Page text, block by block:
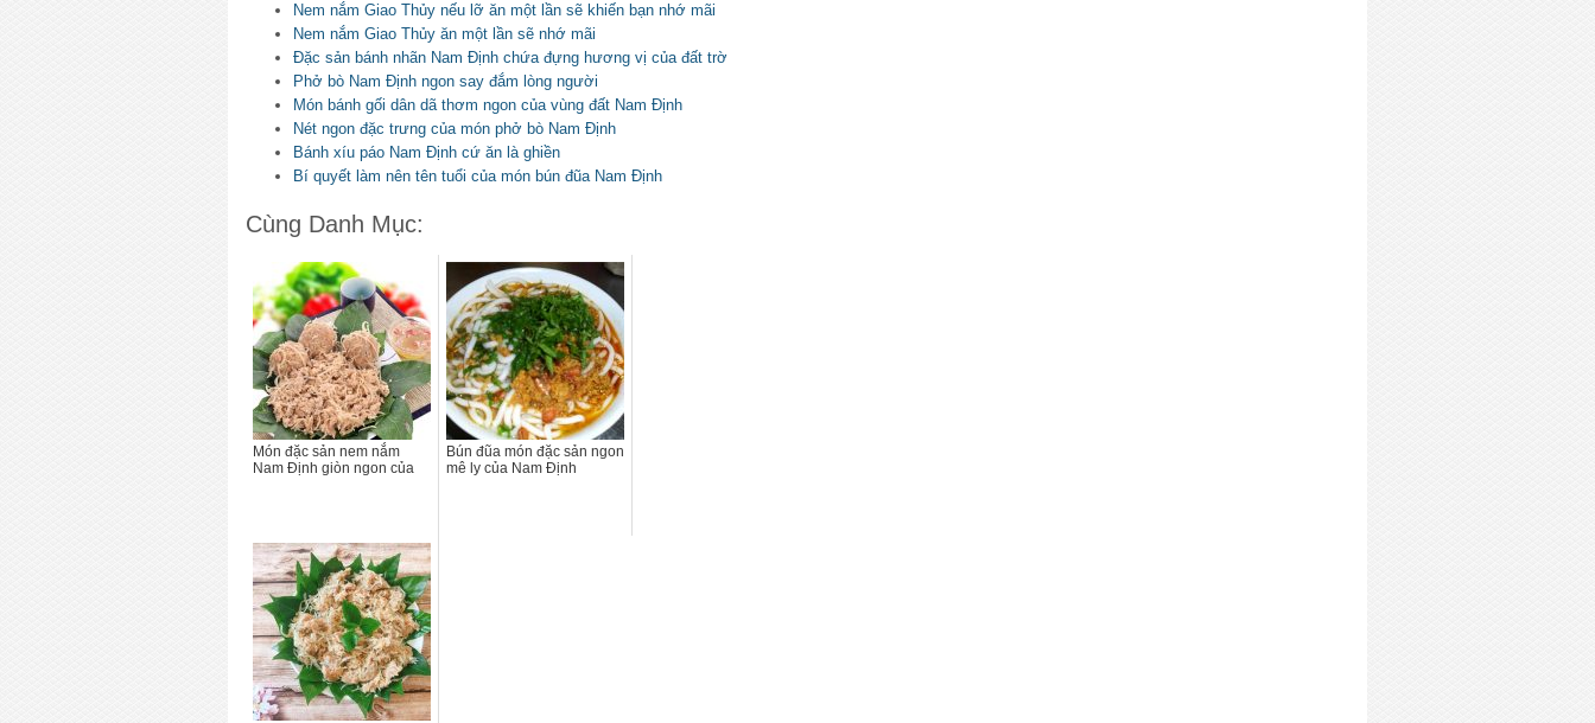
Nem nắm Giao Thủy nếu lỡ ăn một lần sẽ khiến bạn nhớ mãi
Nem nắm Giao Thủy ăn một lần sẽ nhớ mãi
Đặc sản bánh nhãn Nam Định chứa đựng hương vị của đất trờ
Phở bò Nam Định ngon say đắm lòng người
Món bánh gối dân dã thơm ngon của vùng đất Nam Định
Nét ngon đặc trưng của món phở bò Nam Định
Bánh xíu páo Nam Định cứ ăn là ghiền
Bí quyết làm nên tên tuổi của món bún đũa Nam Định
Cùng Danh Mục:
Món đặc sản nem nắm
Nam Định giòn ngon của
Bún đũa món đặc sản ngon
mê ly của Nam Định